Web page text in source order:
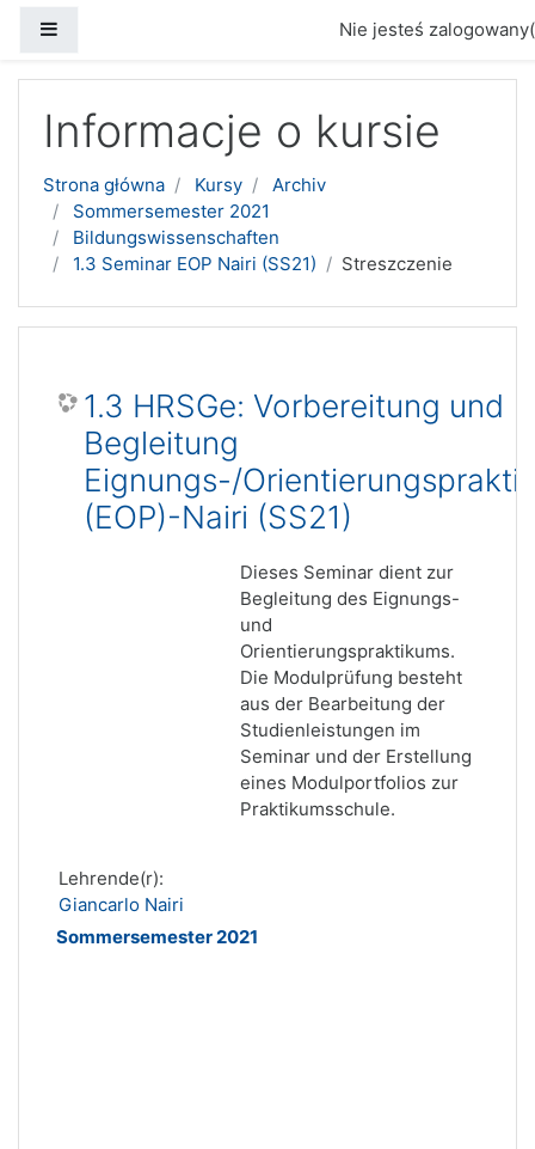
Nie jesteś
Informacje o kursie
Strona główna Kursy
Archiv
Sommersemester 2021
Bildungswissenschaften
1.3 Seminar EOP Nairi (SS21)
Streszczenie
1.3 HRSGe: Vorbereitung und
Begleitung
Eignungs-/
(EOP)-Nairi (SS21)
Dieses Seminar dient zur
Begleitung des Eignungs-
und
Orientierungspraktikums.
Die Modulprüfung besteht
aus der Bearbeitung der
Studienleistungen im
Seminar und der Erstellung
eines Modulportfolios zur
Praktikumsschule.
Lehrende(r):
Giancarlo Nairi
Sommersemester 2021